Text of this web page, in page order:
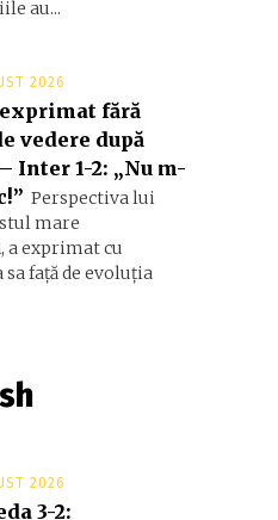
au...
2026
fără
vedere după
Inter 1-2: „Nu m-
Perspectiva lui
mare
a exprimat cu
față de evoluția
2026
3-2: